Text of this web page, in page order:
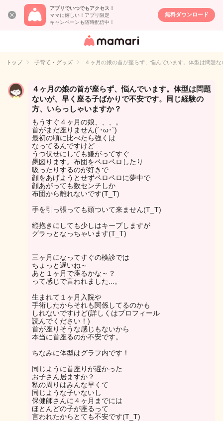
アプリでいつでもアクセス！
ママに嬉しい！アプリ限定
キャンペーンも随時配信中！
無料ダウンロード
女性専用匿名QA
イト
トップ 子育て・グッズ ４ヶ月の娘の首が座らず、悩んでいます。体型は問題
４ヶ月の娘の首が座らず、悩んでいます。体型は問題
ないが、早く座る子ばかりで不安です。同じ経験の
方、いらっしゃいますか？
もうすぐ４ヶ月の娘、、、。
首がまだ座りません(´･ω･`)
最初の頃に比べたら強くは
なってるんですけど
うつ伏せにしても嫌がってすぐ
愚図ります。布団をペロペロしたり
吸ったりするのが好きで
顔をあげようとせずペロペロに夢中で
顔あがっても数センチしか
布団から離れないです(T_T)
手を引っ張っても頭ついて来ません(T_T)
縦抱きにしても少しはキープしますが
グラっとなっちゃいます(T_T)
三ヶ月になってすぐの検診では
ちょっと遅いね～
あと１ヶ月で座るかな～？
って感じで言われました...。
生まれて１ヶ月入院や
手術したからそれも関係してるのかも
しれないですけど(詳しくはプロフィール
読んでください！)
首が座りそうな感じもないから
本当に首座るのか不安です。
ちなみに体型はグラフ内です！
同じように首座りが遅かった
お子さん居ますか？
私の周りはみんな早くて
同じような子いないし
保健師さんに４ヶ月までには
ほとんどの子が座るって
言われたからとても不安です(T_T)